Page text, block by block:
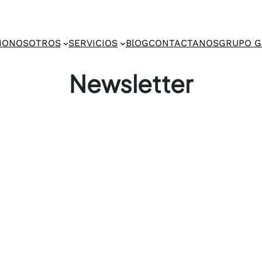
NOSOTROS SERVICIOS BlOGCONTACTANOSGRUPO
Newsletter